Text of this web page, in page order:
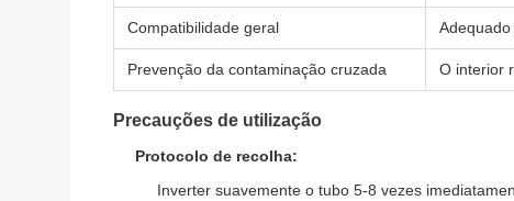
Compatibilidade geral
Prevenção da contaminação cruzada O interior
Precauções de utilização
Protocolo de recolha:
Inverter suavemente o tubo 5-8 vezes